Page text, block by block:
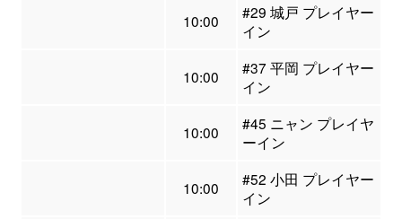
10:00
#29 城戸 プレイヤー
イン
10:00
#37 平岡 プレイヤー
イン
10:00
#45 ニャン プレイヤ
ーイン
10:00
#52 小田 プレイヤー
イン